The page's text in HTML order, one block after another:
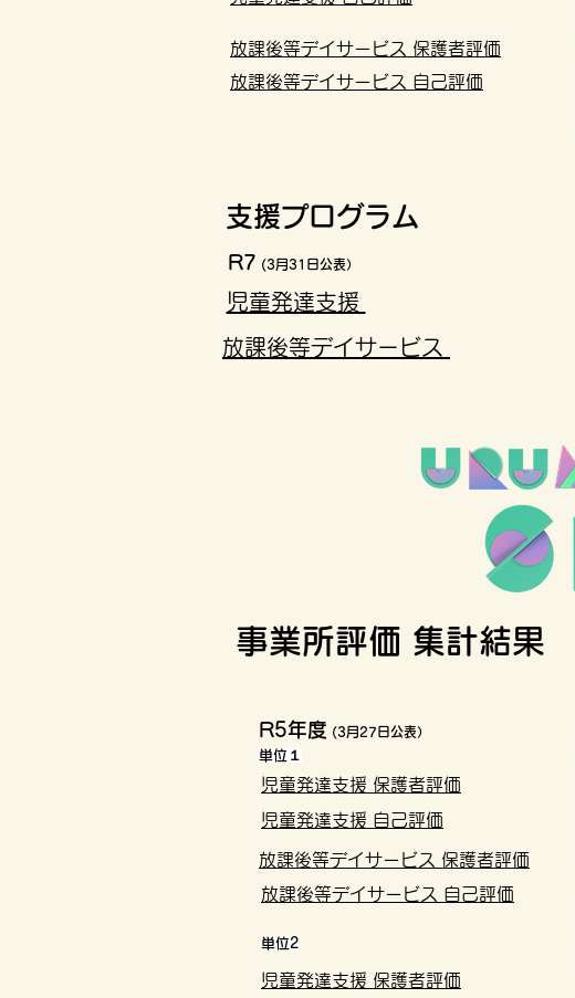
放課後等デイサービス 保護者評価
放課後等デイサービス 自己評価
​支援プログラム
R7 (3月31日公表）
児童発達支援
放課後等デイサービス
事業所評価 集計結果
R5年度 (3月27日公表）
単位１
児童発達支援 保護者評価
児童発達支援 自己評価
放課後等デイサービス 保護者評価
放課後等デイサービス 自己評価
単位2
児童発達支援 保護者評価